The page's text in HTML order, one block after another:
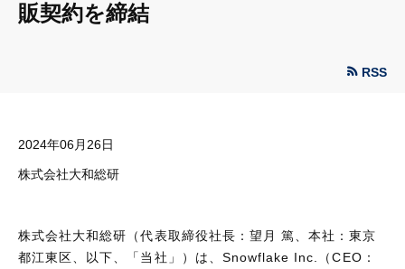
販契約を締結
RSS
2024年06月26日
株式会社大和総研
株式会社大和総研（代表取締役社長：望月 篤、本社：東京
都江東区、以下、「当社」）は、Snowflake Inc.（CEO：